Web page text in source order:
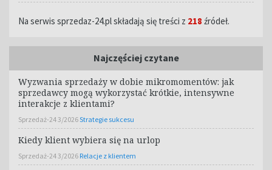
Na serwis sprzedaz-24.pl składają się treści z 218 źródeł.
Najczęściej czytane
Wyzwania sprzedaży w dobie mikromomentów: jak
sprzedawcy mogą wykorzystać krótkie, intensywne
interakcje z klientami?
Sprzedaż-24 3/2026Strategie sukcesu
Kiedy klient wybiera się na urlop
Sprzedaż-24 3/2026 Relacje z klientem